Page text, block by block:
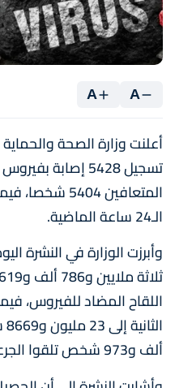
A
A
أعلنت وزارة الصحة والحماية
الـ24 ساعة الماضية.
اللقاح المضاد للفيروس،
ألف و973 شخص تلقوا الجرعة الأولى